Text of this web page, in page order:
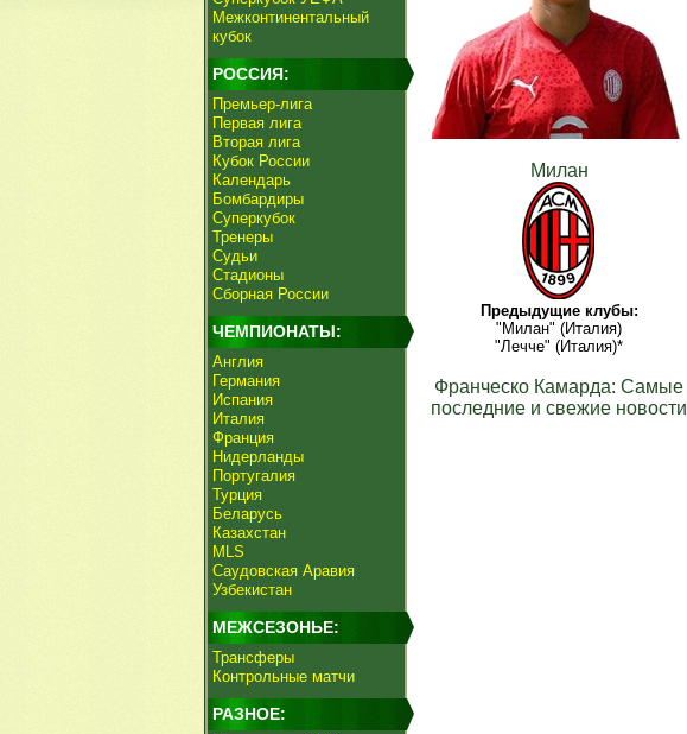
Межконтинентальный
кубок
РОССИЯ:
Премьер-лига
Первая лига
Вторая лига
Кубок России
Календарь
Бомбардиры
Суперкубок
Тренеры
Судьи
Стадионы
Сборная России
ЧЕМПИОНАТЫ:
Англия
Германия
Испания
Италия
Франция
Нидерланды
Португалия
Турция
Беларусь
Казахстан
MLS
Саудовская Аравия
Узбекистан
МЕЖСЕЗОНЬЕ:
Трансферы
Контрольные матчи
РАЗНОЕ:
Милан
Предыдущие клубы:
"Милан" (Италия)
"Лечче" (Италия)*
Франческо Камарда: Самые
последние и свежие новости